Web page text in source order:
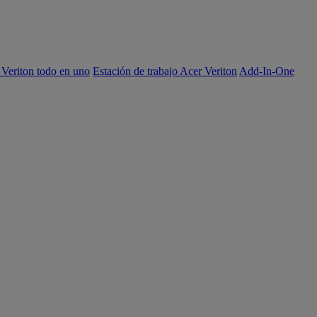
todo en uno Estación de trabajo Acer Veriton Add-In-One